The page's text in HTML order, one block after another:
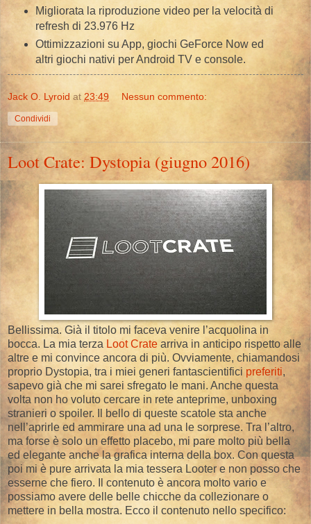
Migliorata la riproduzione video per la velocità di
refresh di 23.976 Hz
Ottimizzazioni su App, giochi GeForce Now ed
altri giochi nativi per Android TV e console.
Jack O. Lyroid at 23:49 Nessun commento:
Condividi
Loot Crate: Dystopia (giugno 2016)
Bellissima. Già il titolo mi faceva venire l’acquolina in
bocca. La mia terza Loot Crate arriva in anticipo rispetto alle
altre e mi convince ancora di più. Ovviamente, chiamandosi
proprio Dystopia, tra i miei generi fantascientifici preferiti,
sapevo già che mi sarei sfregato le mani. Anche questa
volta non ho voluto cercare in rete anteprime, unboxing
stranieri o spoiler. Il bello di queste scatole sta anche
nell’aprirle ed ammirare una ad una le sorprese. Tra l’altro,
ma forse è solo un effetto placebo, mi pare molto più bella
ed elegante anche la grafica interna della box. Con questa
poi mi è pure arrivata la mia tessera Looter e non posso che
esserne che fiero. Il contenuto è ancora molto vario e
possiamo avere delle belle chicche da collezionare o
mettere in bella mostra. Ecco il contenuto nello specifico: